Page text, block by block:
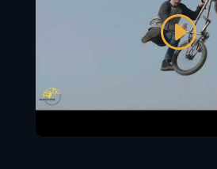
Cliquez sur « J’accepte »
Youtube
J’accepte